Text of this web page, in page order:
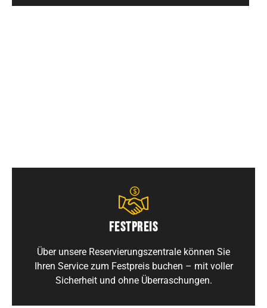
FESTPREIS
Über unsere Reservierungszentrale können Sie
Ihren Service zum Festpreis buchen – mit voller
Sicherheit und ohne Überraschungen.